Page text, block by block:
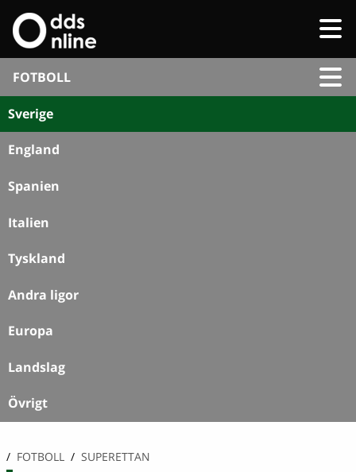
FOTBOLL
Sverige
England
Spanien
Italien
Tyskland
Andra ligor
Europa
Landslag
Övrigt
/ FOTBOLL / SUPERETTAN